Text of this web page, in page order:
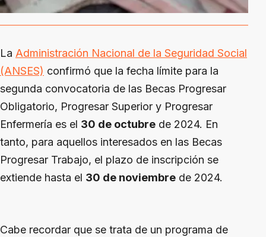
La Administración Nacional de la Seguridad Social
(ANSES) confirmó que la fecha límite para la
segunda convocatoria de las Becas Progresar
Obligatorio, Progresar Superior y Progresar
Enfermería es el 30 de octubre de 2024. En
tanto, para aquellos interesados en las Becas
Progresar Trabajo, el plazo de inscripción se
extiende hasta el 30 de noviembre de 2024.
Cabe recordar que se trata de un programa de